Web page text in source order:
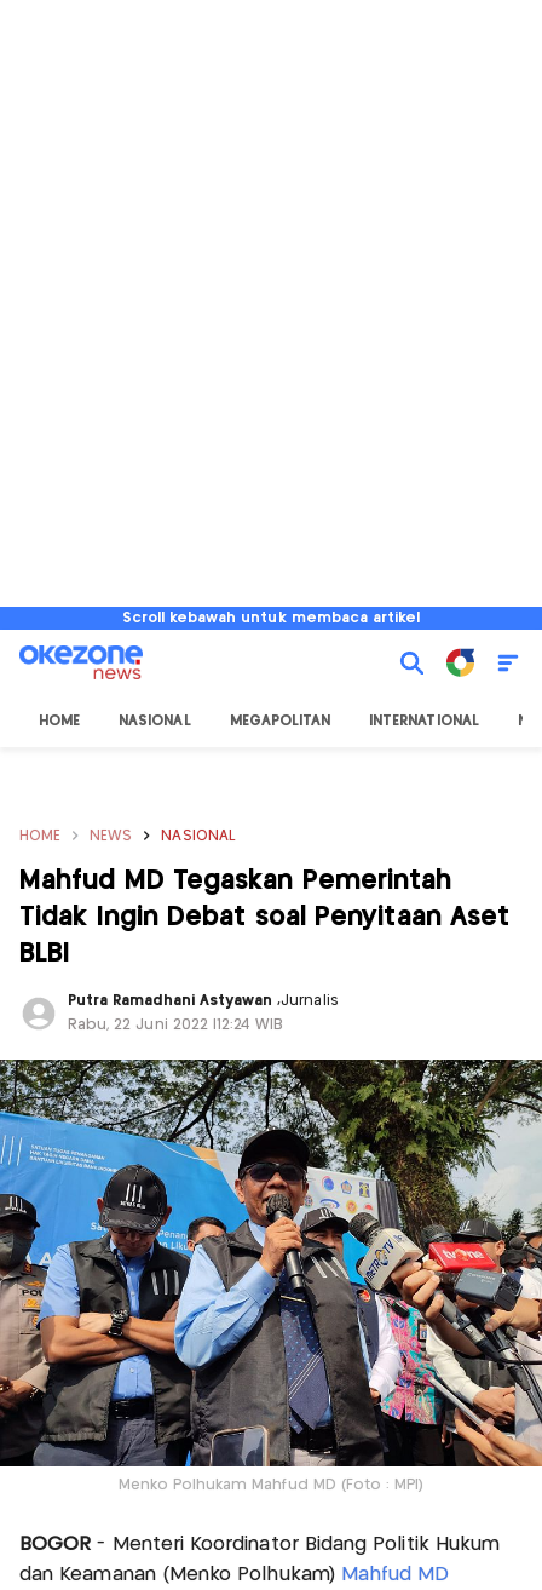
Scroll kebawah untuk membaca artikel
HOME NASIONAL MEGAPOLITAN INTERNATIONAL
HOME NEWS NASIONAL
Mahfud MD Tegaskan Pemerintah
Tidak Ingin Debat soal Penyitaan Aset
BLBI
Putra Ramadhani Astyawan,Jurnalis
Rabu, 22 Juni 2022 |12:24 WIB
Menko Polhukam Mahfud MD (Foto : MPI)
BOGOR- Menteri Koordinator Bidang Politik Hukum
dan Keamanan (Menko Polhukam) Mahfud MD